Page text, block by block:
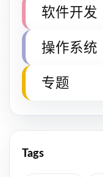
软件开发
操作系统
专题
Tags